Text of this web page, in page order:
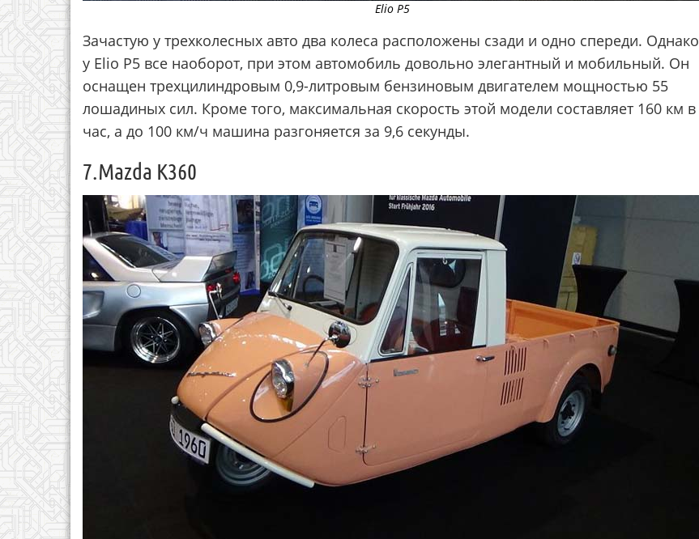
Elio P5
Зачастую у трехколесных авто два колеса расположены сзади и одно спереди. Однако
у Elio P5 все наоборот, при этом автомобиль довольно элегантный и мобильный. Он
оснащен трехцилиндровым 0,9-литровым бензиновым двигателем мощностью 55
лошадиных сил. Кроме того, максимальная скорость этой модели составляет 160 км в
час, а до 100 км/ч машина разгоняется за 9,6 секунды.
7.Mazda K360